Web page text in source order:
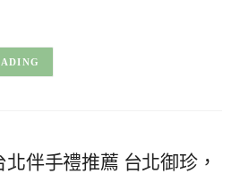
伴手禮推薦 台北御珍，